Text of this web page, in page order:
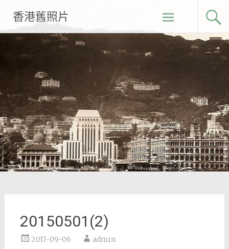
content
香港舊照片
20150501(2)
2017-09-06 admin